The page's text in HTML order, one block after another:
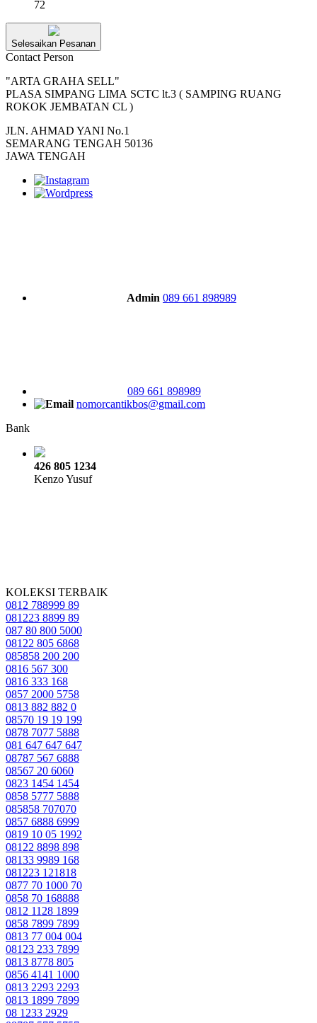
72
Selesaikan Pesanan
Contact Person
"ARTA GRAHA SELL"
PLASA SIMPANG LIMA SCTC lt.3 ( SAMPING RUANG
ROKOK JEMBATAN CL )
JLN. AHMAD YANI No.1
SEMARANG TENGAH 50136
JAWA TENGAH
Admin 089 661 898989
089 661 898989
nomorcantikbos@gmail.com
Bank
426 805 1234
Kenzo Yusuf
KOLEKSI TERBAIK
0812 788999 89
081223 8899 89
087 80 800 5000
08122 805 6868
085858 200 200
0816 567 300
0816 333 168
0857 2000 5758
0813 882 882 0
08570 19 19 199
0878 7077 5888
081 647 647 647
08787 567 6888
08567 20 6060
0823 1454 1454
0858 5777 5888
085858 707070
0857 6888 6999
0819 10 05 1992
08122 8898 898
08133 9989 168
081223 121818
0877 70 1000 70
0858 70 168888
0812 1128 1899
0858 7899 7899
0813 77 004 004
08123 233 7899
0813 8778 805
0856 4141 1000
0813 2293 2293
0813 1899 7899
08 1233 2929